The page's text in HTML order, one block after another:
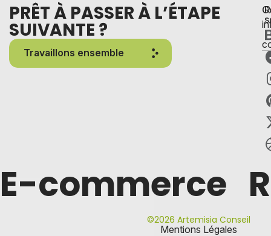
PRÊT À PASSER À L’ÉTAPE
SUIVANTE ?
Travaillons ensemble
E-commerce
©2026 Artemisia Conseil
Mentions Légales